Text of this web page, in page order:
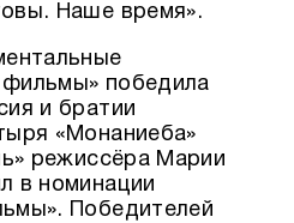
Наше время».
победила
и братии
«Монаниеба»
режиссёра Марии
в номинации
Победителей